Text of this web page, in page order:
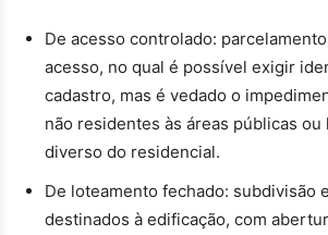
De acesso controlado:
acesso, no qual é possível exigir
cadastro, mas é vedado o
não residentes às áreas públicas ou
diverso do residencial.
De loteamento fechado: subdivisão
destinados à edificação, com